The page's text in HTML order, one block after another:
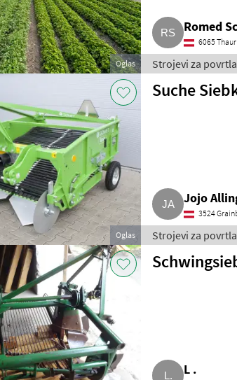
Oglas
Romed
6065 Thaur
Strojevi za
Oglas
Suche
Jojo
3524
Strojevi za
L .